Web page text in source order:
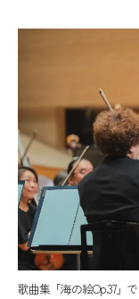
歌曲集「海の絵Op.37」